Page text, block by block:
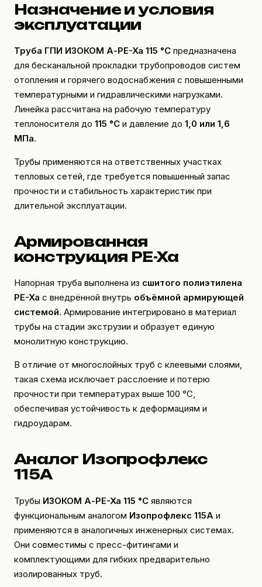
Назначение и условия
эксплуатации
Труба ГПИ ИЗОКОМ А-PE-Xa 115 °C предназначена
для бесканальной прокладки трубопроводов систем
отопления и горячего водоснабжения с повышенными
температурными и гидравлическими нагрузками.
Линейка рассчитана на рабочую температуру
теплоносителя до 115 °C и давление до 1,0 или 1,6
МПа.
Трубы применяются на ответственных участках
тепловых сетей, где требуется повышенный запас
прочности и стабильность характеристик при
длительной эксплуатации.
Армированная
конструкция PE-Xa
Напорная труба выполнена из сшитого полиэтилена
PE-Xa с внедрённой внутрь объёмной армирующей
системой. Армирование интегрировано в материал
трубы на стадии экструзии и образует единую
монолитную конструкцию.
В отличие от многослойных труб с клеевыми слоями,
такая схема исключает расслоение и потерю
прочности при температурах выше 100 °C,
обеспечивая устойчивость к деформациям и
гидроударам.
Аналог Изопрофлекс
115А
Трубы ИЗОКОМ А-PE-Xa 115 °C являются
функциональным аналогом Изопрофлекс 115А и
применяются в аналогичных инженерных системах.
Они совместимы с пресс-фитингами и
комплектующими для гибких предварительно
изолированных труб.